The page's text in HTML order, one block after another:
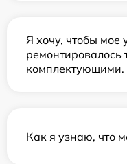
Я хочу, чтобы мое
комплектующими.
Как я узнаю, что